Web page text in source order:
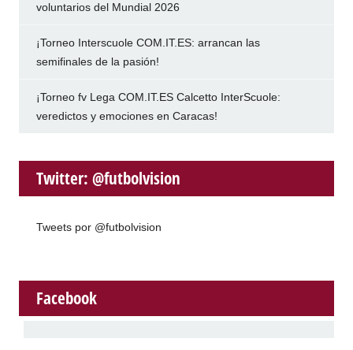
voluntarios del Mundial 2026
¡Torneo Interscuole COM.IT.ES: arrancan las
semifinales de la pasión!
¡Torneo fv Lega COM.IT.ES Calcetto InterScuole:
veredictos y emociones en Caracas!
Twitter: @futbolvision
Tweets por @futbolvision
Facebook